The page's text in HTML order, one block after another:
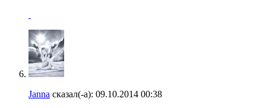
Janna сказал(-а): 09.10.2014 00:38